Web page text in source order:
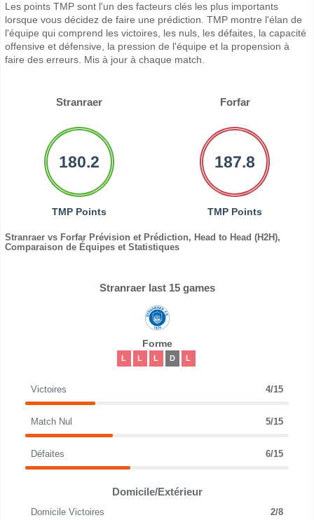
Les points TMP sont l'un des facteurs clés les plus importants
lorsque vous décidez de faire une prédiction. TMP montre l'élan de
l'équipe qui comprend les victoires, les nuls, les défaites, la capacité
offensive et défensive, la pression de l'équipe et la propension à
faire des erreurs. Mis à jour à chaque match.
Stranraer Forfar
180.2
TMP Points
187.8
TMP Points
Stranraer vs Forfar Prévision et Prédiction, Head to Head (H2H),
Comparaison de Équipes et Statistiques
Stranraer last 15 games
Forme
L L L D L
Victoires 4/15
Match Nul 5/15
Défaites 6/15
Domicile/Extérieur
Domicile Victoires 2/8